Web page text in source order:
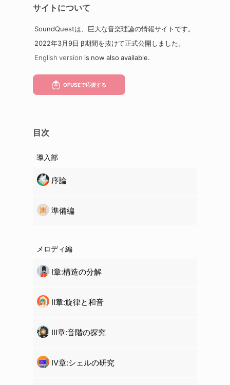
サイトについて
SoundQuestは、巨大な音楽理論の情報サイトです。
2022年3月9日 β期間を抜けて正式公開しました。
English version is now also available.
目次
導入部
序論
準備編
メロディ編
Ⅰ章:構造の分解
Ⅱ章:旋律と和音
Ⅲ章:音階の探究
Ⅳ章:シェルの研究